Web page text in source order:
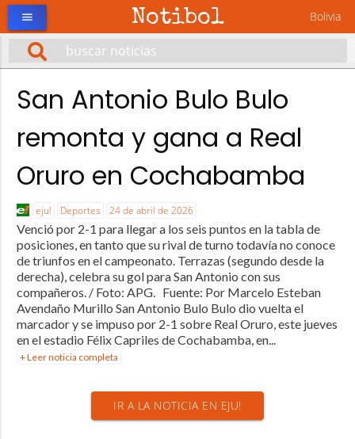
Notibol Bolivia
menu
San Antonio Bulo Bulo
remonta y gana a Real
Oruro en Cochabamba
eju! Deportes 24 de abril de 2026
Venció por 2-1 para llegar a los seis puntos en la tabla de
posiciones, en tanto que su rival de turno todavía no conoce
de triunfos en el campeonato. Terrazas (segundo desde la
derecha), celebra su gol para San Antonio con sus
compañeros. / Foto: APG. Fuente: Por Marcelo Esteban
Avendaño Murillo San Antonio Bulo Bulo dio vuelta el
marcador y se impuso por 2-1 sobre Real Oruro, este jueves
en el estadio Félix Capriles de Cochabamba, en...
+ Leer noticia completa
IR A LA NOTICIA EN EJU!